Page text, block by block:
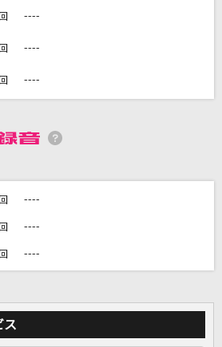
ケ最新情報をチェック！
回 ----
回 ----
回 ----
回 ----
回 ----
回 ----
ス